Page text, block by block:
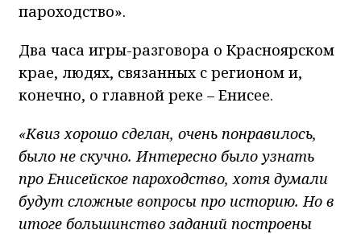
пароходство».
Два часа игры-разговора о Красноярском
крае, людях, связанных с регионом и,
конечно, о главной реке – Енисее.
«Квиз хорошо сделан, очень понравилось,
было не скучно. Интересно было узнать
про Енисейское пароходство, хотя думали
будут сложные вопросы про историю. Но в
итоге большинство заданий построены